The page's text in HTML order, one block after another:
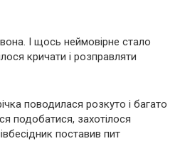
І щось неймовірне стало
кричати і розправляти
поводилася розкуто і багато
подобатися, захотілося
поставив пит